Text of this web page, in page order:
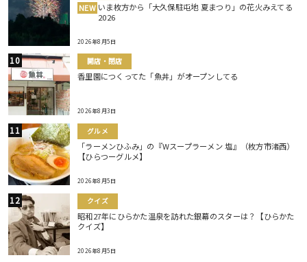
NEW いま枚方から「大久保駐屯地 夏まつり」の花火みえてる
2026
2026年8月5日
開店・閉店
香里園につくってた「魚丼」がオープンしてる
2026年8月3日
グルメ
「ラーメンひふみ」の『Wスープラーメン 塩』（枚方市渚西）
【ひらつーグルメ】
2026年8月5日
クイズ
昭和27年にひらかた温泉を訪れた銀幕のスターは？【ひらかた
クイズ】
2026年8月5日